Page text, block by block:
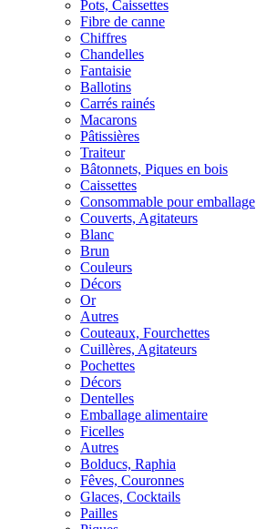
Pots, Caissettes
Fibre de canne
Chiffres
Chandelles
Fantaisie
Ballotins
Carrés rainés
Macarons
Pâtissières
Traiteur
Bâtonnets, Piques en bois
Caissettes
Consommable pour emballage
Couverts, Agitateurs
Blanc
Brun
Couleurs
Décors
Or
Autres
Couteaux, Fourchettes
Cuillères, Agitateurs
Pochettes
Décors
Dentelles
Emballage alimentaire
Ficelles
Autres
Bolducs, Raphia
Fêves, Couronnes
Glaces, Cocktails
Pailles